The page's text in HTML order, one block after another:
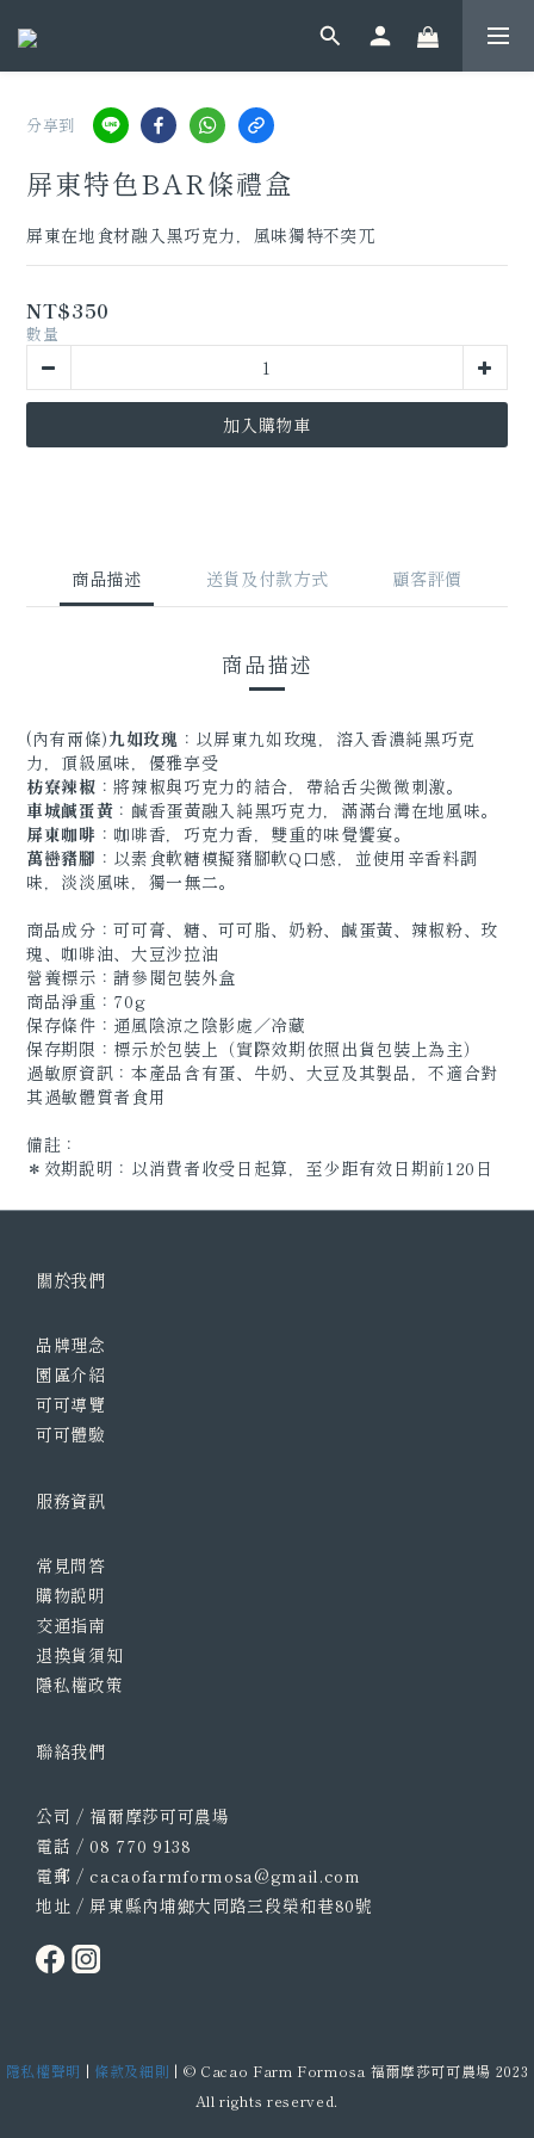
分享到
屏東特色BAR條禮盒
屏東在地食材融入黑巧克力，風味獨特不突兀
NT$350
數量
加入購物車
商品描述 送貨及付款方式 顧客評價
商品描述
(內有兩條)九如玫瑰 ：以屏東九如玫瑰，溶入香濃純黑巧克
力，頂級風味，優雅享受
枋寮辣椒 ：將辣椒與巧克力的結合，帶給舌尖微微刺激。
車城鹹蛋黃 ：鹹香蛋黃融入純黑巧克力，滿滿台灣在地風味。
屏東咖啡 ：咖啡香，巧克力香，雙重的味覺饗宴。
萬巒豬腳 ：以素食軟糖模擬豬腳軟Q口感，並使用辛香料調
味，淡淡風味，獨一無二。
商品成分：可可膏、糖、可可脂、奶粉、鹹蛋黃、辣椒粉、玫
瑰、咖啡油、大豆沙拉油
營養標示：請參閱包裝外盒
商品淨重：70g
保存條件：通風陰涼之陰影處／冷藏
保存期限：標示於包裝上（實際效期依照出貨包裝上為主）
過敏原資訊：本產品含有蛋、牛奶、大豆及其製品，不適合對
其過敏體質者食用
備註：
＊效期說明：以消費者收受日起算，至少距有效日期前120日
關於我們
品牌理念
園區介紹
可可導覽
可可體驗
服務資訊
常見問答
購物說明
交通指南
退換貨須知
隱私權政策
聯絡我們
公司 / 福爾摩莎可可農場
電話 / 08 770 9138
電郵 / cacaofarmformosa@gmail.com
地址 / 屏東縣內埔鄉大同路三段榮和巷80號
隱私權聲明 | 條款及細則 | © Cacao Farm Formosa 福爾摩莎可可農場 2023
All rights reserved.